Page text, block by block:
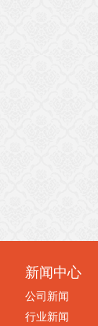
新闻中心
公司新闻
行业新闻